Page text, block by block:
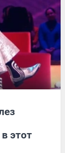
этот